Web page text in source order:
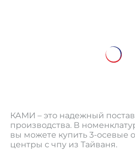
КАМИ – это надежный
производства. В
вы можете купить 3-осевые
центры с чпу из Тайваня.